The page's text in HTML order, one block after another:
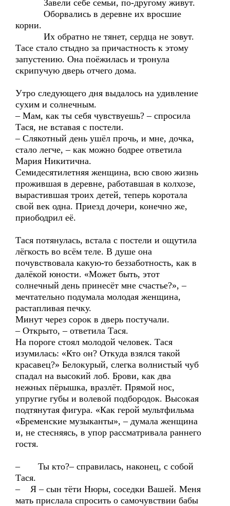
Завели себе семьи, по-другому живут.
Оборвались в деревне их вросшие
корни.
Их обратно не тянет, сердца не зовут.
Тасе стало стыдно за причастность к этому
запустению. Она поёжилась и тронула
скрипучую дверь отчего дома.
Утро следующего дня выдалось на удивление
сухим и солнечным.
– Мам, как ты себя чувствуешь? – спросила
Тася, не вставая с постели.
– Слякотный день ушёл прочь, и мне, дочка,
стало легче, – как можно бодрее ответила
Мария Никитична.
Семидесятилетняя женщина, всю свою жизнь
прожившая в деревне, работавшая в колхозе,
вырастившая троих детей, теперь коротала
свой век одна. Приезд дочери, конечно же,
приободрил её.
Тася потянулась, встала с постели и ощутила
лёгкость во всём теле. В душе она
почувствовала какую-то беззаботность, как в
далёкой юности. «Может быть, этот
солнечный день принесёт мне счастье?», –
мечтательно подумала молодая женщина,
растапливая печку.
Минут через сорок в дверь постучали.
– Открыто, – ответила Тася.
На пороге стоял молодой человек. Тася
изумилась: «Кто он? Откуда взялся такой
красавец?» Белокурый, слегка волнистый чуб
спадал на высокий лоб. Брови, как два
нежных пёрышка, вразлёт. Прямой нос,
упругие губы и волевой подбородок. Высокая
подтянутая фигура. «Как герой мультфильма
«Бременские музыканты», – думала женщина
и, не стесняясь, в упор рассматривала раннего
гостя.
– Ты кто?– справилась, наконец, с собой
Тася.
– Я – сын тёти Нюры, соседки Вашей. Меня
мать прислала спросить о самочувствии бабы